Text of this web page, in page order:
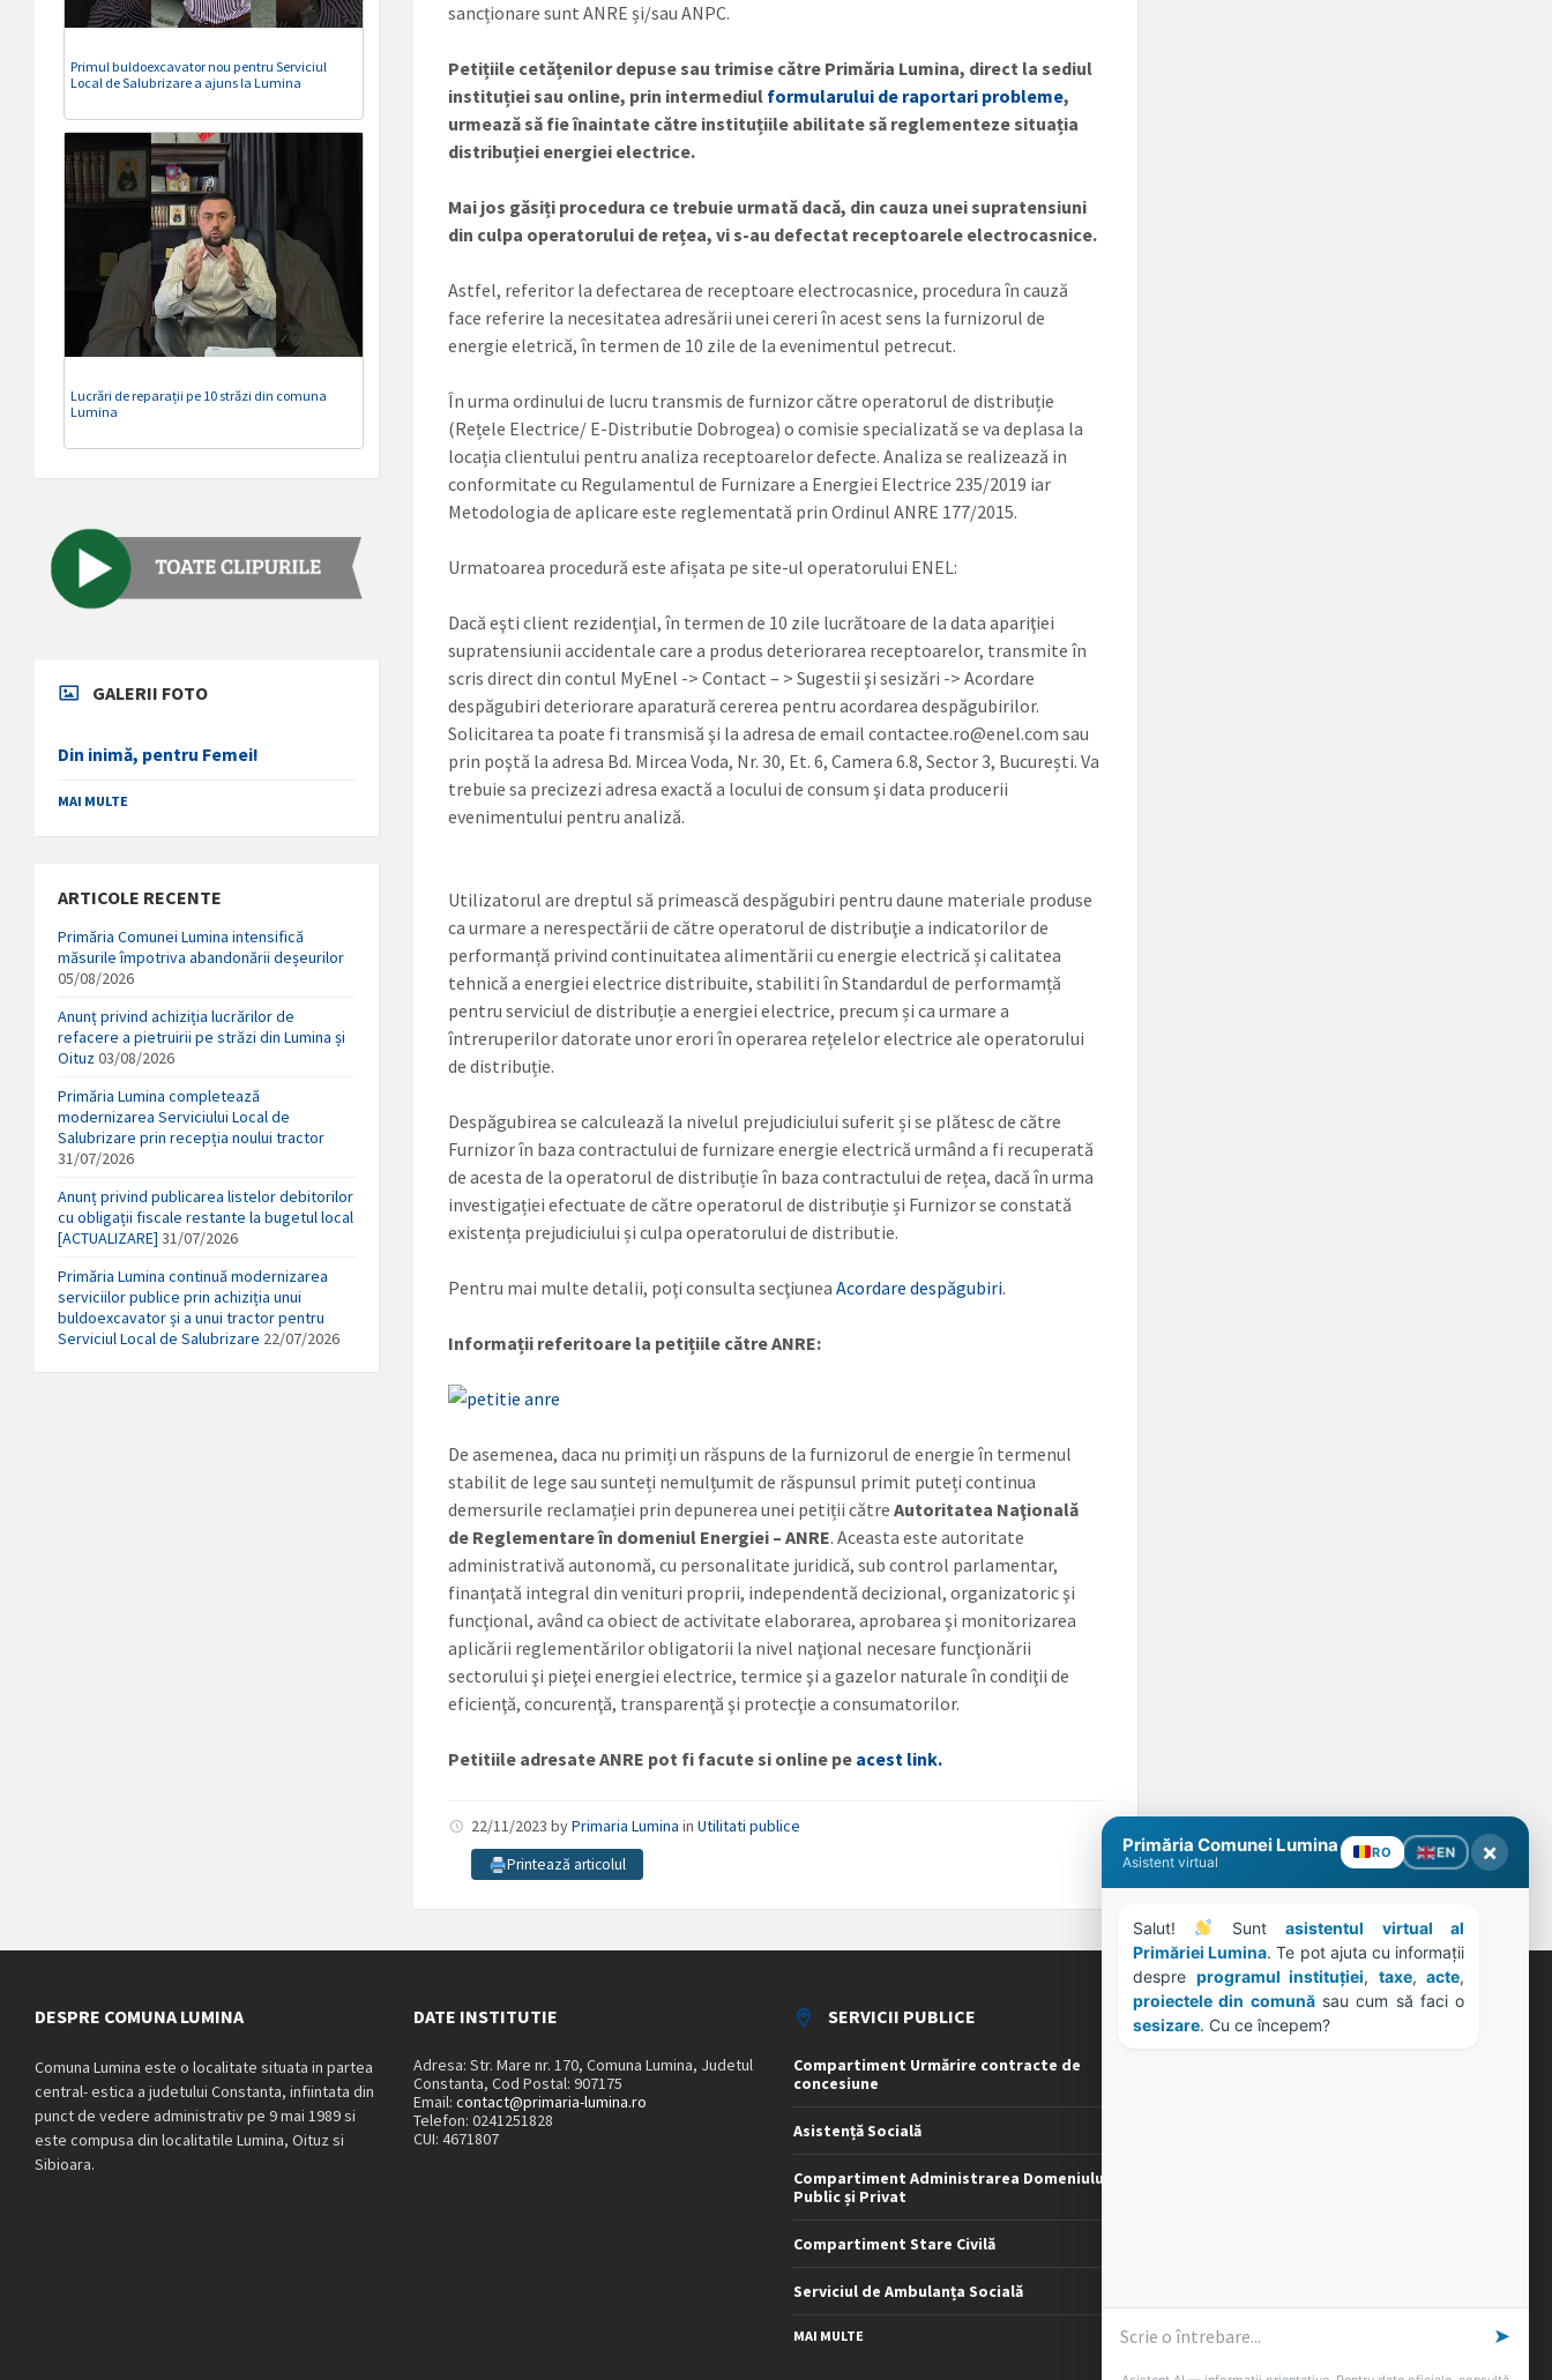
sancționare sunt ANRE și/sau ANPC.
Petițiile cetățenilor depuse sau trimise către Primăria Lumina, direct la sediul
instituției sau online, prin intermediul formularului de raportari probleme,
urmează să fie înaintate către instituțiile abilitate să reglementeze situația
distribuției energiei electrice.
Mai jos găsiți procedura ce trebuie urmată dacă, din cauza unei supratensiuni
din culpa operatorului de rețea, vi s-au defectat receptoarele electrocasnice.
Astfel, referitor la defectarea de receptoare electrocasnice, procedura în cauză
face referire la necesitatea adresării unei cereri în acest sens la furnizorul de
energie eletrică, în termen de 10 zile de la evenimentul petrecut.
În urma ordinului de lucru transmis de furnizor către operatorul de distribuție
(Rețele Electrice/ E-Distributie Dobrogea) o comisie specializată se va deplasa la
locația clientului pentru analiza receptoarelor defecte. Analiza se realizează in
conformitate cu Regulamentul de Furnizare a Energiei Electrice 235/2019 iar
Metodologia de aplicare este reglementată prin Ordinul ANRE 177/2015.
Urmatoarea procedură este afișata pe site-ul operatorului ENEL:
Dacă eşti client rezidenţial, în termen de 10 zile lucrătoare de la data apariţiei
supratensiunii accidentale care a produs deteriorarea receptoarelor, transmite în
scris direct din contul MyEnel -> Contact – > Sugestii şi sesizări -> Acordare
despăgubiri deteriorare aparatură cererea pentru acordarea despăgubirilor.
Solicitarea ta poate fi transmisă şi la adresa de email contactee.ro@enel.com sau
prin poştă la adresa Bd. Mircea Voda, Nr. 30, Et. 6, Camera 6.8, Sector 3, București. Va
trebuie sa precizezi adresa exactă a locului de consum şi data producerii
evenimentului pentru analiză.
Utilizatorul are dreptul să primească despăgubiri pentru daune materiale produse
ca urmare a nerespectării de către operatorul de distribuţie a indicatorilor de
performanță privind continuitatea alimentării cu energie electrică și calitatea
tehnică a energiei electrice distribuite, stabiliti în Standardul de performamță
pentru serviciul de distribuție a energiei electrice, precum și ca urmare a
întreruperilor datorate unor erori în operarea rețelelor electrice ale operatorului
de distribuție.
Despăgubirea se calculează la nivelul prejudiciului suferit și se plătesc de către
Furnizor în baza contractului de furnizare energie electrică urmând a fi recuperată
de acesta de la operatorul de distribuție în baza contractului de rețea, dacă în urma
investigației efectuate de către operatorul de distribuție și Furnizor se constată
existența prejudiciului și culpa operatorului de distributie.
Pentru mai multe detalii, poţi consulta secţiuneaAcordare despăgubiri.
Informații referitoare la petițiile către ANRE:
De asemenea, daca nu primiți un răspuns de la furnizorul de energie în termenul
stabilit de lege sau sunteți nemulțumit de răspunsul primit puteți continua
demersurile reclamației prin depunerea unei petiții cătreAutoritatea Naţională
de Reglementare în domeniul Energiei – ANRE. Aceasta este autoritate
administrativă autonomă, cu personalitate juridică, sub control parlamentar,
finanţată integral din venituri proprii, independentă decizional, organizatoric şi
funcţional, având ca obiect de activitate elaborarea, aprobarea şi monitorizarea
aplicării reglementărilor obligatorii la nivel naţional necesare funcţionării
sectorului şi pieţei energiei electrice, termice şi a gazelor naturale în condiţii de
eficienţă, concurenţă, transparenţă şi protecţie a consumatorilor.
Petitiile adresate ANRE pot fi facute si online pe acest link.
22/11/2023byPrimaria Lumina inUtilitati publice
Printează articolul
Primul buldoexcavator nou pentru Serviciul
Local de Salubrizare a ajuns la Lumina
Lucrări de reparații pe 10 străzi din comuna
Lumina
GALERII FOTO
Din inimă, pentru Femei!
MAI MULTE
ARTICOLE RECENTE
Primăria Comunei Lumina intensifică
măsurile împotriva abandonării deșeurilor
05/08/2026
Anunț privind achiziția lucrărilor de
refacere a pietruirii pe străzi din Lumina și
Oituz03/08/2026
Primăria Lumina completează
modernizarea Serviciului Local de
Salubrizare prin recepția noului tractor
31/07/2026
Anunț privind publicarea listelor debitorilor
cu obligații fiscale restante la bugetul local
[ACTUALIZARE] 31/07/2026
Primăria Lumina continuă modernizarea
serviciilor publice prin achiziția unui
buldoexcavator și a unui tractor pentru
Serviciul Local de Salubrizare 22/07/2026
DESPRE COMUNA LUMINA
Comuna Lumina este o localitate situata in partea
central- estica a judetului Constanta, infiintata din
punct de vedere administrativ pe 9 mai 1989 si
este compusa din localitatile Lumina, Oituz si
Sibioara.
DATE INSTITUTIE
Adresa: Str. Mare nr. 170, Comuna Lumina, Judetul
Constanta, Cod Postal: 907175
Email:contact@primaria-lumina.ro
Telefon: 0241251828
CUI: 4671807
SERVICII PUBLICE
Compartiment Urmărire contracte de
concesiune
Asistență Socială
Compartiment Administrarea Domeniului
Public și Privat
Compartiment Stare Civilă
Serviciul de Ambulanța Socială
MAI MULTE
ORE DE LUCRU
Primăria Comunei Lumina
Asistent virtual
RO EN ×
Salut! Sunt asistentul virtual al
Primăriei Lumina. Te pot ajuta cu informații
despre programul instituției, taxe, acte
proiectele din comună
sau cum să faci o
sesizare. Cu ce începem?
➤